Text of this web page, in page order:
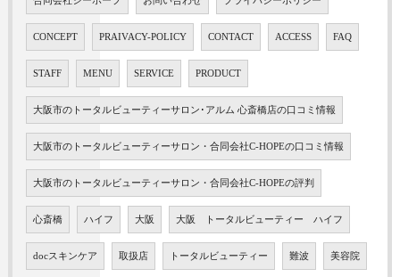
CONCEPT PRAIVACY-POLICY CONTACT ACCESS FAQ
STAFF MENU SERVICE PRODUCT
大阪市のトータルビューティーサロン･アルム 心斎橋店の口コミ情報
大阪市のトータルビューティーサロン・合同会社C-HOPEの口コミ情報
大阪市のトータルビューティーサロン・合同会社C-HOPEの評判
心斎橋 ハイフ 大阪 大阪 トータルビューティー ハイフ
docスキンケア 取扱店 トータルビューティー 難波 美容院